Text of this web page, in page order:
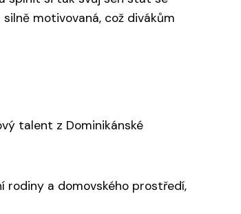
motivovaná, což divákům
talent z Dominikánské
rodiny a domovského prostředí,